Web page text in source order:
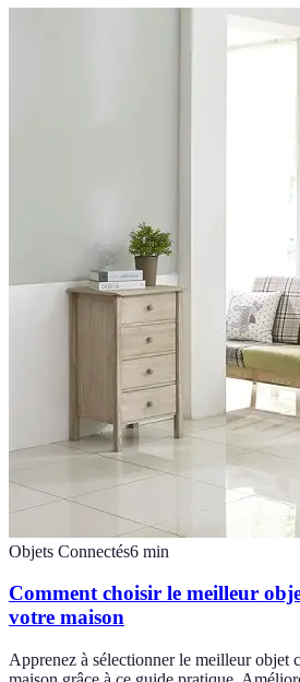
Objets Connectés6 min
Comment choisir le meilleur
votre maison
Apprenez à sélectionner le meilleur objet